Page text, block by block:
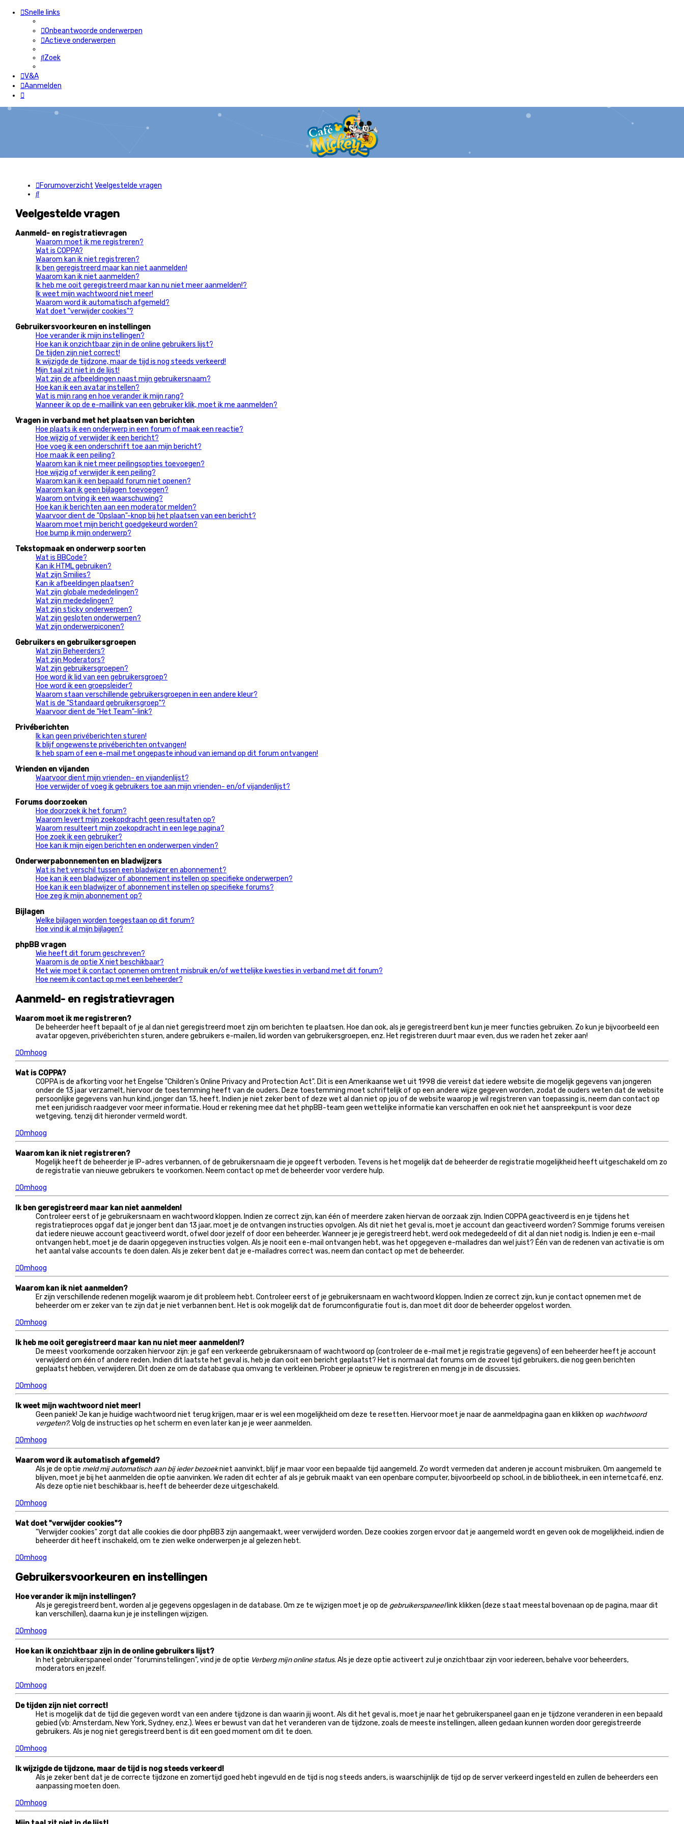
Snelle links
Onbeantwoorde onderwerpen
Actieve onderwerpen
Zoek
V&A
Aanmelden
Forumoverzicht Veelgestelde vragen
Zoek
Veelgestelde vragen
Aanmeld- en registratievragen
Waarom moet ik me registreren?
Wat is COPPA?
Waarom kan ik niet registreren?
Ik ben geregistreerd maar kan niet aanmelden!
Waarom kan ik niet aanmelden?
Ik heb me ooit geregistreerd maar kan nu niet meer aanmelden!?
Ik weet mijn wachtwoord niet meer!
Waarom word ik automatisch afgemeld?
Wat doet "verwijder cookies"?
Gebruikersvoorkeuren en instellingen
Hoe verander ik mijn instellingen?
Hoe kan ik onzichtbaar zijn in de online gebruikers lijst?
De tijden zijn niet correct!
Ik wijzigde de tijdzone, maar de tijd is nog steeds verkeerd!
Mijn taal zit niet in de lijst!
Wat zijn de afbeeldingen naast mijn gebruikersnaam?
Hoe kan ik een avatar instellen?
Wat is mijn rang en hoe verander ik mijn rang?
Wanneer ik op de e-maillink van een gebruiker klik, moet ik me aanmelden?
Vragen in verband met het plaatsen van berichten
Hoe plaats ik een onderwerp in een forum of maak een reactie?
Hoe wijzig of verwijder ik een bericht?
Hoe voeg ik een onderschrift toe aan mijn bericht?
Hoe maak ik een peiling?
Waarom kan ik niet meer peilingsopties toevoegen?
Hoe wijzig of verwijder ik een peiling?
Waarom kan ik een bepaald forum niet openen?
Waarom kan ik geen bijlagen toevoegen?
Waarom ontving ik een waarschuwing?
Hoe kan ik berichten aan een moderator melden?
Waarvoor dient de "Opslaan"-knop bij het plaatsen van een bericht?
Waarom moet mijn bericht goedgekeurd worden?
Hoe bump ik mijn onderwerp?
Tekstopmaak en onderwerp soorten
Wat is BBCode?
Kan ik HTML gebruiken?
Wat zijn Smilies?
Kan ik afbeeldingen plaatsen?
Wat zijn globale mededelingen?
Wat zijn mededelingen?
Wat zijn sticky onderwerpen?
Wat zijn gesloten onderwerpen?
Wat zijn onderwerpiconen?
Gebruikers en gebruikersgroepen
Wat zijn Beheerders?
Wat zijn Moderators?
Wat zijn gebruikersgroepen?
Hoe word ik lid van een gebruikersgroep?
Hoe word ik een groepsleider?
Waarom staan verschillende gebruikersgroepen in een andere kleur?
Wat is de "Standaard gebruikersgroep"?
Waarvoor dient de "Het Team"-link?
Privéberichten
Ik kan geen privéberichten sturen!
Ik blijf ongewenste privéberichten ontvangen!
Ik heb spam of een e-mail met ongepaste inhoud van iemand op dit forum ontvangen!
Vrienden en vijanden
Waarvoor dient mijn vrienden- en vijandenlijst?
Hoe verwijder of voeg ik gebruikers toe aan mijn vrienden- en/of vijandenlijst?
Forums doorzoeken
Hoe doorzoek ik het forum?
Waarom levert mijn zoekopdracht geen resultaten op?
Waarom resulteert mijn zoekopdracht in een lege pagina?
Hoe zoek ik een gebruiker?
Hoe kan ik mijn eigen berichten en onderwerpen vinden?
Onderwerpabonnementen en bladwijzers
Wat is het verschil tussen een bladwijzer en abonnement?
Hoe kan ik een bladwijzer of abonnement instellen op specifieke onderwerpen?
Hoe kan ik een bladwijzer of abonnement instellen op specifieke forums?
Hoe zeg ik mijn abonnement op?
Bijlagen
Welke bijlagen worden toegestaan op dit forum?
Hoe vind ik al mijn bijlagen?
phpBB vragen
Wie heeft dit forum geschreven?
Waarom is de optie X niet beschikbaar?
Met wie moet ik contact opnemen omtrent misbruik en/of wettelijke kwesties in verband met dit forum?
Hoe neem ik contact op met een beheerder?
Aanmeld- en registratievragen
Waarom moet ik me registreren?
De beheerder heeft bepaalt of je al dan niet geregistreerd moet zijn om berichten te plaatsen. Hoe dan ook, als je geregistreerd bent kun je meer functies gebruiken. Zo kun je bijvoorbeeld een
avatar opgeven, privéberichten sturen, andere gebruikers e-mailen, lid worden van gebruikersgroepen, enz. Het registreren duurt maar even, dus we raden het zeker aan!
Omhoog
Wat is COPPA?
COPPA is de afkorting voor het Engelse "Children’s Online Privacy and Protection Act". Dit is een Amerikaanse wet uit 1998 die vereist dat iedere website die mogelijk gegevens van jongeren
onder de 13 jaar verzamelt, hiervoor de toestemming heeft van de ouders. Deze toestemming moet schriftelijk of op een andere wijze gegeven worden, zodat de ouders weten dat de website
persoonlijke gegevens van hun kind, jonger dan 13, heeft. Indien je niet zeker bent of deze wet al dan niet op jou of de website waarop je wil registreren van toepassing is, neem dan contact op
met een juridisch raadgever voor meer informatie. Houd er rekening mee dat het phpBB-team geen wettelijke informatie kan verschaffen en ook niet het aanspreekpunt is voor deze
wetgeving, tenzij dit hieronder vermeld wordt.
Omhoog
Waarom kan ik niet registreren?
Mogelijk heeft de beheerder je IP-adres verbannen, of de gebruikersnaam die je opgeeft verboden. Tevens is het mogelijk dat de beheerder de registratie mogelijkheid heeft uitgeschakeld om zo
de registratie van nieuwe gebruikers te voorkomen. Neem contact op met de beheerder voor verdere hulp.
Omhoog
Ik ben geregistreerd maar kan niet aanmelden!
Controleer eerst of je gebruikersnaam en wachtwoord kloppen. Indien ze correct zijn, kan één of meerdere zaken hiervan de oorzaak zijn. Indien COPPA geactiveerd is en je tijdens het
registratieproces opgaf dat je jonger bent dan 13 jaar, moet je de ontvangen instructies opvolgen. Als dit niet het geval is, moet je account dan geactiveerd worden? Sommige forums vereisen
dat iedere nieuwe account geactiveerd wordt, ofwel door jezelf of door een beheerder. Wanneer je je geregistreerd hebt, werd ook medegedeeld of dit al dan niet nodig is. Indien je een e-mail
ontvangen hebt, moet je de daarin opgegeven instructies volgen. Als je nooit een e-mail ontvangen hebt, was het opgegeven e-mailadres dan wel juist? Één van de redenen van activatie is om
het aantal valse accounts te doen dalen. Als je zeker bent dat je e-mailadres correct was, neem dan contact op met de beheerder.
Omhoog
Waarom kan ik niet aanmelden?
Er zijn verschillende redenen mogelijk waarom je dit probleem hebt. Controleer eerst of je gebruikersnaam en wachtwoord kloppen. Indien ze correct zijn, kun je contact opnemen met de
beheerder om er zeker van te zijn dat je niet verbannen bent. Het is ook mogelijk dat de forumconfiguratie fout is, dan moet dit door de beheerder opgelost worden.
Omhoog
Ik heb me ooit geregistreerd maar kan nu niet meer aanmelden!?
De meest voorkomende oorzaken hiervoor zijn: je gaf een verkeerde gebruikersnaam of wachtwoord op (controleer de e-mail met je registratie gegevens) of een beheerder heeft je account
verwijderd om één of andere reden. Indien dit laatste het geval is, heb je dan ooit een bericht geplaatst? Het is normaal dat forums om de zoveel tijd gebruikers, die nog geen berichten
geplaatst hebben, verwijderen. Dit doen ze om de database qua omvang te verkleinen. Probeer je opnieuw te registreren en meng je in de discussies.
Omhoog
Ik weet mijn wachtwoord niet meer!
Geen paniek! Je kan je huidige wachtwoord niet terug krijgen, maar er is wel een mogelijkheid om deze te resetten. Hiervoor moet je naar de aanmeldpagina gaan en klikken op wachtwoord
vergeten?. Volg de instructies op het scherm en even later kan je je weer aanmelden.
Omhoog
Waarom word ik automatisch afgemeld?
Als je de optie meld mij automatisch aan bij ieder bezoekniet aanvinkt, blijf je maar voor een bepaalde tijd aangemeld. Zo wordt vermeden dat anderen je account misbruiken. Om aangemeld te
blijven, moet je bij het aanmelden die optie aanvinken. We raden dit echter af als je gebruik maakt van een openbare computer, bijvoorbeeld op school, in de bibliotheek, in een internetcafé, enz.
Als deze optie niet beschikbaar is, heeft de beheerder deze uitgeschakeld.
Omhoog
Wat doet "verwijder cookies"?
"Verwijder cookies" zorgt dat alle cookies die door phpBB3 zijn aangemaakt, weer verwijderd worden. Deze cookies zorgen ervoor dat je aangemeld wordt en geven ook de mogelijkheid, indien de
beheerder dit heeft inschakeld, om te zien welke onderwerpen je al gelezen hebt.
Omhoog
Gebruikersvoorkeuren en instellingen
Hoe verander ik mijn instellingen?
Als je geregistreerd bent, worden al je gegevens opgeslagen in de database. Om ze te wijzigen moet je op de gebruikerspaneellink klikken (deze staat meestal bovenaan op de pagina, maar dit
kan verschillen), daarna kun je je instellingen wijzigen.
Omhoog
Hoe kan ik onzichtbaar zijn in de online gebruikers lijst?
In het gebruikerspaneel onder "foruminstellingen", vind je de optie Verberg mijn online status. Als je deze optie activeert zul je onzichtbaar zijn voor iedereen, behalve voor beheerders,
moderators en jezelf.
Omhoog
De tijden zijn niet correct!
Het is mogelijk dat de tijd die gegeven wordt van een andere tijdzone is dan waarin jij woont. Als dit het geval is, moet je naar het gebruikerspaneel gaan en je tijdzone veranderen in een bepaald
gebied (vb: Amsterdam, New York, Sydney, enz.). Wees er bewust van dat het veranderen van de tijdzone, zoals de meeste instellingen, alleen gedaan kunnen worden door geregistreerde
gebruikers. Als je nog niet geregistreerd bent is dit een goed moment om dit te doen.
Omhoog
Ik wijzigde de tijdzone, maar de tijd is nog steeds verkeerd!
Als je zeker bent dat je de correcte tijdzone en zomertijd goed hebt ingevuld en de tijd is nog steeds anders, is waarschijnlijk de tijd op de server verkeerd ingesteld en zullen de beheerders een
aanpassing moeten doen.
Omhoog